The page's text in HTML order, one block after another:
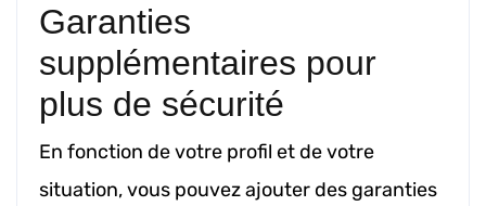
Garanties
supplémentaires pour
plus de sécurité
En fonction de votre profil et de votre
situation, vous pouvez ajouter des garanties